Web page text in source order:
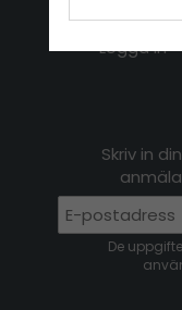
Köpvillkor
Logga in
Skriv in
De